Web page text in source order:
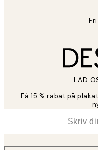
LAD
Få 15 % rabat på